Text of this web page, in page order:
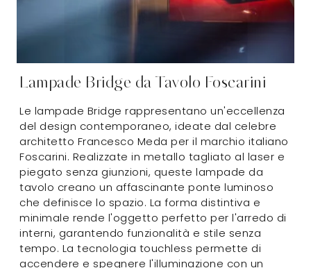
Lampade Bridge da Tavolo Foscarini
Le lampade Bridge rappresentano un'eccellenza
del design contemporaneo, ideate dal celebre
architetto Francesco Meda per il marchio italiano
Foscarini. Realizzate in metallo tagliato al laser e
piegato senza giunzioni, queste lampade da
tavolo creano un affascinante ponte luminoso
che definisce lo spazio. La forma distintiva e
minimale rende l'oggetto perfetto per l'arredo di
interni, garantendo funzionalità e stile senza
tempo. La tecnologia touchless permette di
accendere e spegnere l'illuminazione con un